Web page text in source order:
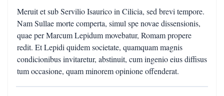
Meruit et sub Servilio Isaurico in Cilicia, sed brevi tempore.
Nam Sullae morte comperta, simul spe novae dissensionis,
quae per Marcum Lepidum movebatur, Romam propere
redit. Et Lepidi quidem societate, quamquam magnis
condicionibus invitaretur, abstinuit, cum ingenio eius diffisus
tum occasione, quam minorem opinione offenderat.